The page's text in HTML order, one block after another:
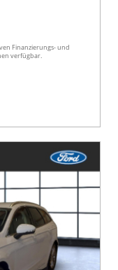
Finanzierungs- und
verfügbar.